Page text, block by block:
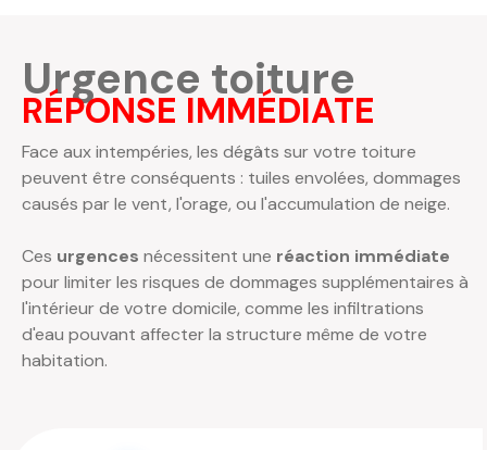
Urgence toiture
RÉPONSE IMMÉDIATE
Face aux intempéries, les dégâts sur votre toiture
peuvent être conséquents : tuiles envolées, dommages
causés par le vent, l'orage, ou l'accumulation de neige.
Ces urgences nécessitent une réaction immédiate
pour limiter les risques de dommages supplémentaires à
l'intérieur de votre domicile, comme les infiltrations
d'eau pouvant affecter la structure même de votre
habitation.